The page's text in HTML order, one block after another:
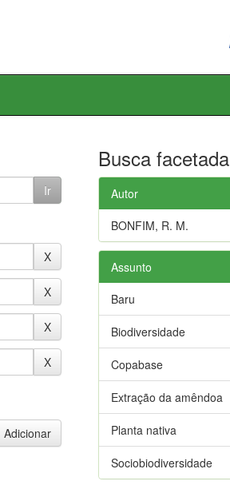
Busca facetada
Autor
BONFIM, R. M.
Assunto
Baru
Biodiversidade
Copabase
Extração da amêndoa
Planta nativa
Sociobiodiversidade